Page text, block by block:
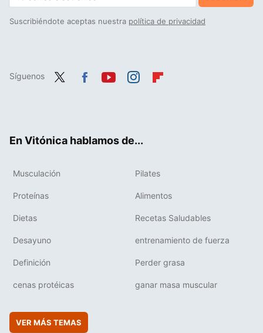
Suscribiéndote aceptas nuestra política de privacidad
Síguenos
En Vitónica hablamos de...
Musculación Pilates
Proteínas Alimentos
Dietas Recetas Saludables
Desayuno entrenamiento de fuerza
Definición Perder grasa
cenas protéicas ganar masa muscular
VER MÁS TEMAS